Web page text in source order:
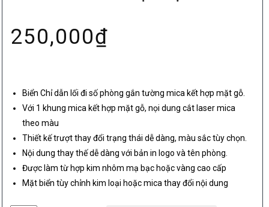
250,000₫
Biển Chỉ dẫn lối đi số phòng gắn tường mica kết hợp mặt gỗ.
Với 1 khung mica kết hợp mặt gỗ, nọi dung cắt laser mica
theo màu
Thiết kế trượt thay đổi trạng thái dễ dàng, màu sắc tùy chọn.
Nội dung thay thế dễ dàng với bản in logo và tên phòng.
Được làm từ hợp kim nhôm mạ bạc hoặc vàng cao cấp
Mặt biển tùy chỉnh kim loại hoặc mica thay đổi nội dung